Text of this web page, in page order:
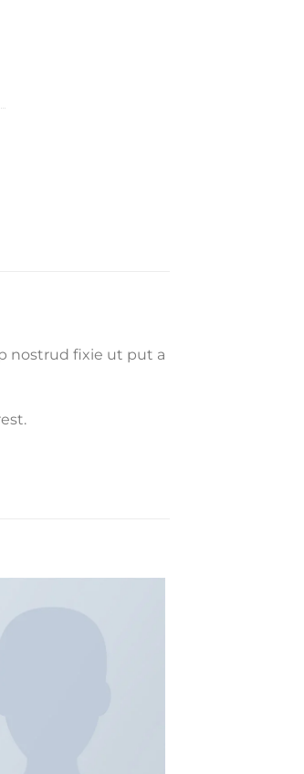
nostrud fixie ut put a